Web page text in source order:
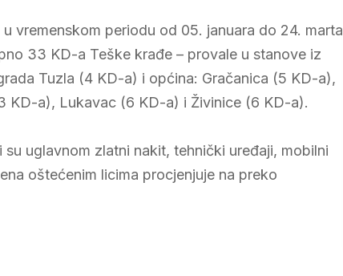
vremenskom periodu od 05. januara do 24. marta
33 KD-a Teške krađe – provale u stanove iz
Tuzla (4 KD-a) i općina: Gračanica (5 KD-a),
KD-a), Lukavac (6 KD-a) i Živinice (6 KD-a).
uglavnom zlatni nakit, tehnički uređaji, mobilni
oštećenim licima procjenjuje na preko